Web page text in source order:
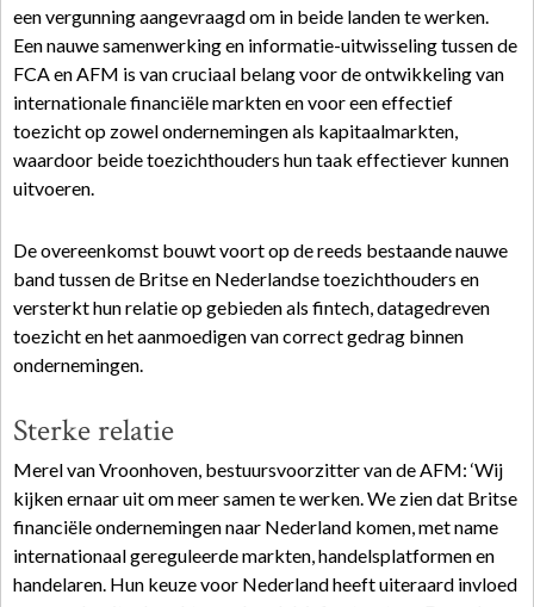
een vergunning aangevraagd om in beide landen te werken.
Een nauwe samenwerking en informatie-uitwisseling tussen de
FCA en AFM is van cruciaal belang voor de ontwikkeling van
internationale financiële markten en voor een effectief
toezicht op zowel ondernemingen als kapitaalmarkten,
waardoor beide toezichthouders hun taak effectiever kunnen
uitvoeren.
De overeenkomst bouwt voort op de reeds bestaande nauwe
band tussen de Britse en Nederlandse toezichthouders en
versterkt hun relatie op gebieden als fintech, datagedreven
toezicht en het aanmoedigen van correct gedrag binnen
ondernemingen.
Sterke relatie
Merel van Vroonhoven, bestuursvoorzitter van de AFM: ‘Wij
kijken ernaar uit om meer samen te werken. We zien dat Britse
financiële ondernemingen naar Nederland komen, met name
internationaal gereguleerde markten, handelsplatformen en
handelaren. Hun keuze voor Nederland heeft uiteraard invloed